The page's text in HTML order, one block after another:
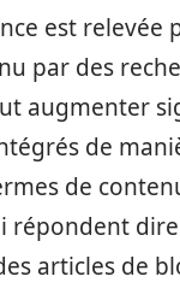
est relevée
par des
augmenter
de
de
répondent
articles de